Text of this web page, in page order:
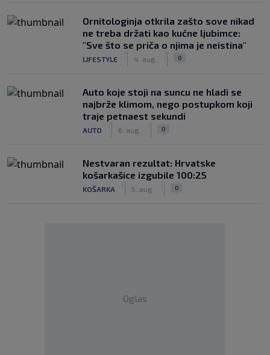
Ornitologinja otkrila zašto sove nikad
ne treba držati kao kućne ljubimce:
"Sve što se priča o njima je neistina"
LIFESTYLE 4. aug. 0
Auto koje stoji na suncu ne hladi se
najbrže klimom, nego postupkom koji
traje petnaest sekundi
AUTO 6. aug. 0
Nestvaran rezultat: Hrvatske
košarkašice izgubile 100:25
KOŠARKA 5. aug. 0
Oglas